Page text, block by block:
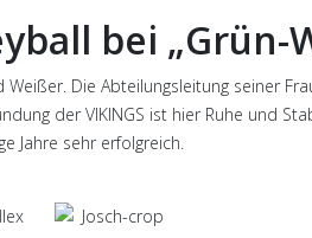
bei „Grün-
Die Abteilungsleitung seiner
der VIKINGS ist hier Ruhe und
Jahre sehr erfolgreich.